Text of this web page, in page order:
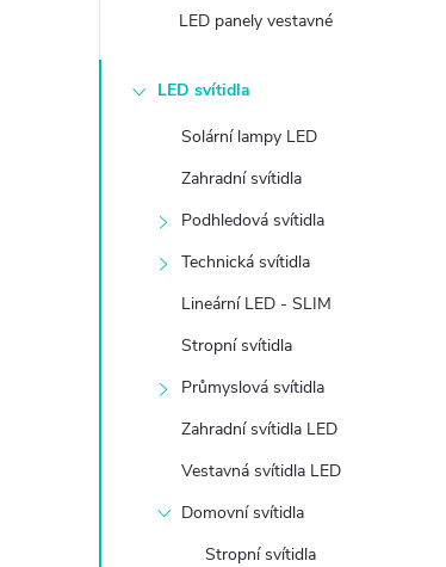
LED panely vestavné
LED svítidla
Solární lampy LED
Zahradní svítidla
Podhledová svítidla
Technická svítidla
Lineární LED - SLIM
Stropní svítidla
Průmyslová svítidla
Zahradní svítidla LED
Vestavná svítidla LED
Domovní svítidla
Stropní svítidla